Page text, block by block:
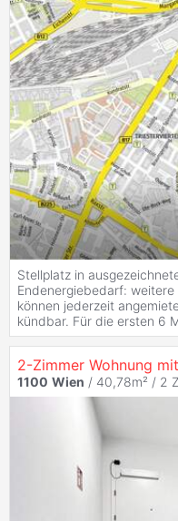
Stellplatz in
Endenergiebedarf:
können jederzeit
kündbar. Für die ersten 6
2-Zimmer Wohnung
1100 Wien / 40,78m² / 2